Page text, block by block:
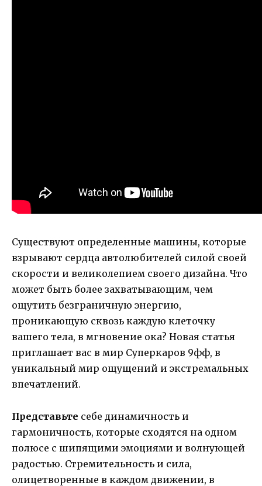
Существуют определенные машины, которые
взрывают сердца автолюбителей силой своей
скорости и великолепием своего дизайна. Что
может быть более захватывающим, чем
ощутить безграничную энергию,
проникающую сквозь каждую клеточку
вашего тела, в мгновение ока? Новая статья
приглашает вас в мир Суперкаров 9фф, в
уникальный мир ощущений и экстремальных
впечатлений.
Представьте себе динамичность и
гармоничность, которые сходятся на одном
полюсе с шипящими эмоциями и волнующей
радостью. Стремительность и сила,
олицетворенные в каждом движении, в